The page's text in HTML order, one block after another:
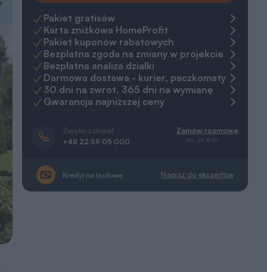
Pakiet gratisów
Karta zniżkowa HomeProfit
Pakiet kuponów rabatowych
Bezpłatna zgoda na zmiany w projekcie
Bezpłatna analiza działki
Darmowa dostawa - kurier, paczkomaty
30 dni na zwrot, 365 dni na wymianę
Gwarancja najniższej ceny
Zapytaj o projekt
+48 22 59 05 000
Zamów rozmowę
pn.-pt. 8-20
Kredyt na budowę Napisz do ekspertów